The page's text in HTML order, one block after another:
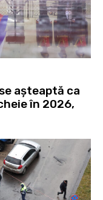
așteaptă ca
în 2026,